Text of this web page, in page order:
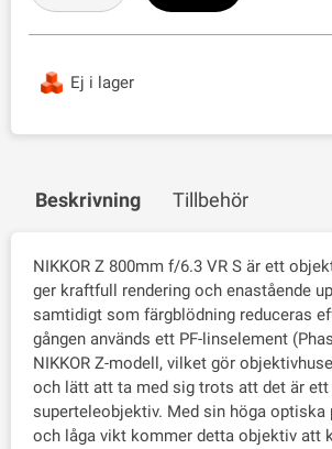
Ej i lager
Beskrivning Tillbehör
NIKKOR Z 800mm f/6.3 VR S är ett
ger kraftfull rendering och enastående
samtidigt som färgblödning reduceras
gången används ett PF-linselement
NIKKOR Z-modell, vilket gör
och lätt att ta med sig trots att det är ett
superteleobjektiv. Med sin höga optiska
och låga vikt kommer detta objektiv att